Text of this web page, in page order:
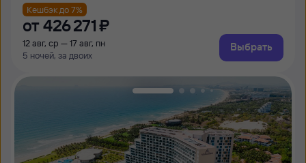
Кешбэк до 7%
от 426 ⁠271 ⁠₽
12 авг, ср — 17 авг, пн
5 ночей, за двоих
Выбрать